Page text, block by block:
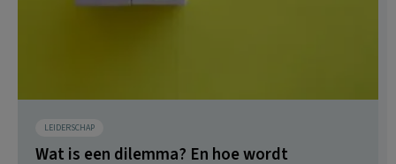
LEIDERSCHAP
Wat is een dilemma? En hoe wordt